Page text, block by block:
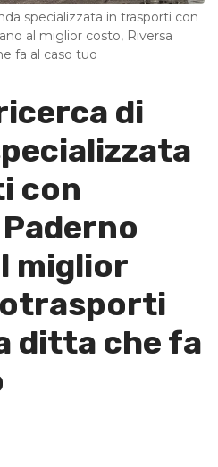
specializzata in trasporti con
al miglior costo, Riversa
fa al caso tuo
di
con
miglior
ditta che fa